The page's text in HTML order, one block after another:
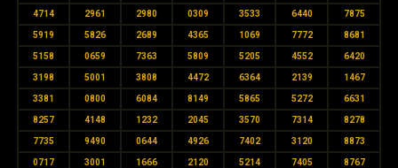
4714 2961 2980 0309 3533 6440 7875
5919 5826 2689 4365 1069 7772 8681
5158 0659 7363 5809 5205 4552 6420
3198 5001 3808 4472 6364 2139 1467
3381 0800 6084 8149 5865 5272 6631
8257 4148 1232 2045 3570 7314 8278
7735 9490 0644 4926 7402 3120 8873
0717 3001 1666 2120 5214 7405 8767